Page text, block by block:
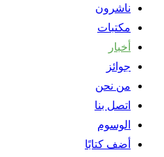
ناشرون
مكتبات
أخبار
جوائز
من نحن
اتصل بنا
الوسوم
أضف كتابًا